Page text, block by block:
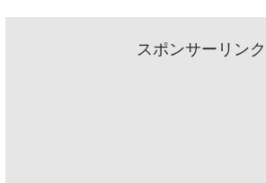
スポンサーリンク